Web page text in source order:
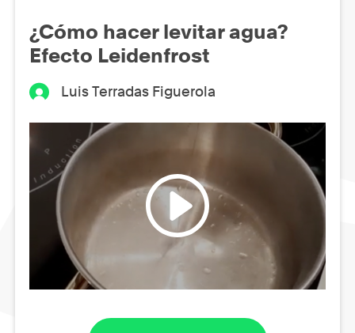
¿Cómo hacer levitar agua?
Efecto Leidenfrost
Luis Terradas Figuerola